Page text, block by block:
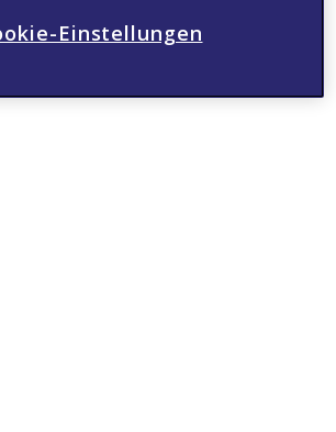
Einstellungen